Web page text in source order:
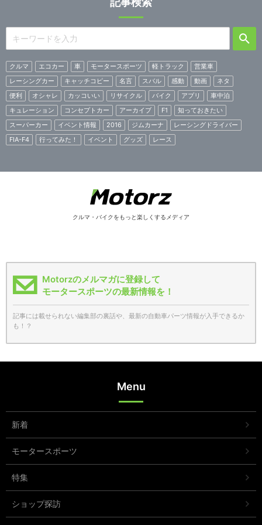
クルマ エコカー 車 モータースポーツ 軽トラック
営業車
レーシングカー
キャッチコピー 名言 スバル 感動 動画
ネタ
便利
オシャレ カッコいい リサイクル バイク アプリ
車中泊
キュレーション
コンセプトカー アーカイブ F1
知っておきたい
スーパーカー
イベント情報 2016 ジムカーナ
レーシングドライバー
FIA-F4
行ってみた！ イベント グッズ レース
クルマ・バイクをもっと楽しくするメディア
Motorzのメルマガに登録して
モータースポーツの最新情報を！
記事には載せられない編集部の裏話や、最新の自動車パーツ情報が入手できるか
も！？
Menu
新着
モータースポーツ
特集
ショップ探訪